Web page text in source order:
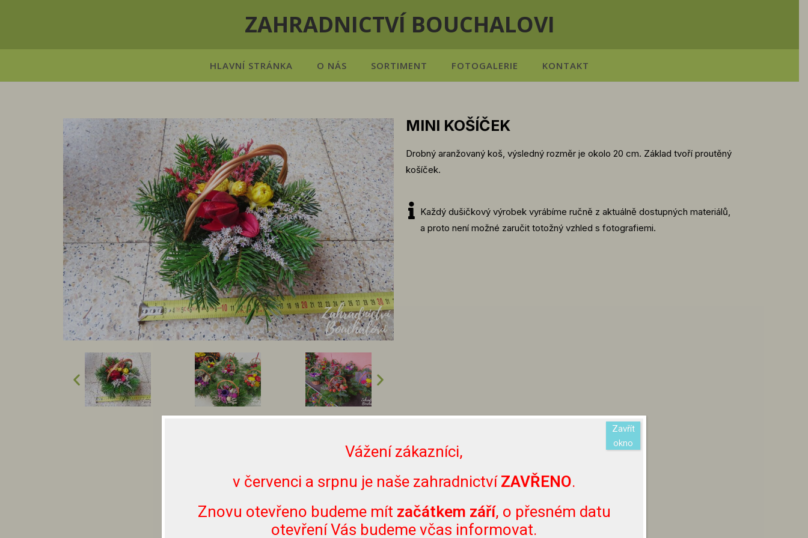
ZAHRADNICTVÍ BOUCHALOVI
HLAVNÍ STRÁNKA O NÁS SORTIMENT FOTOGALERIE KONTAKT
MINI KOŠÍČEK
Drobný aranžovaný koš, výsledný rozměr je okolo 20 cm. Základ tvoří proutěný
košíček.
Každý dušičkový výrobek vyrábíme ručně z aktuálně dostupných materiálů,
a proto není možné zaručit totožný vzhled s fotografiemi.
Vážení zákazníci,
v červenci a srpnu je naše zahradnictví ZAVŘENO.
Znovu otevřeno budeme mít začátkem září, o přesném datu
otevření Vás budeme včas informovat.
Zavřít
okno